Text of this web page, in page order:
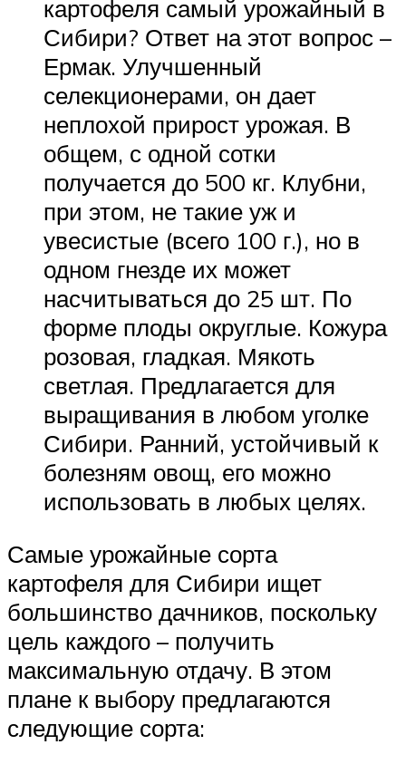
картофеля самый урожайный в
Сибири? Ответ на этот вопрос –
Ермак. Улучшенный
селекционерами, он дает
неплохой прирост урожая. В
общем, с одной сотки
получается до 500 кг. Клубни,
при этом, не такие уж и
увесистые (всего 100 г.), но в
одном гнезде их может
насчитываться до 25 шт. По
форме плоды округлые. Кожура
розовая, гладкая. Мякоть
светлая. Предлагается для
выращивания в любом уголке
Сибири. Ранний, устойчивый к
болезням овощ, его можно
использовать в любых целях.
Самые урожайные сорта
картофеля для Сибири ищет
большинство дачников, поскольку
цель каждого – получить
максимальную отдачу. В этом
плане к выбору предлагаются
следующие сорта: